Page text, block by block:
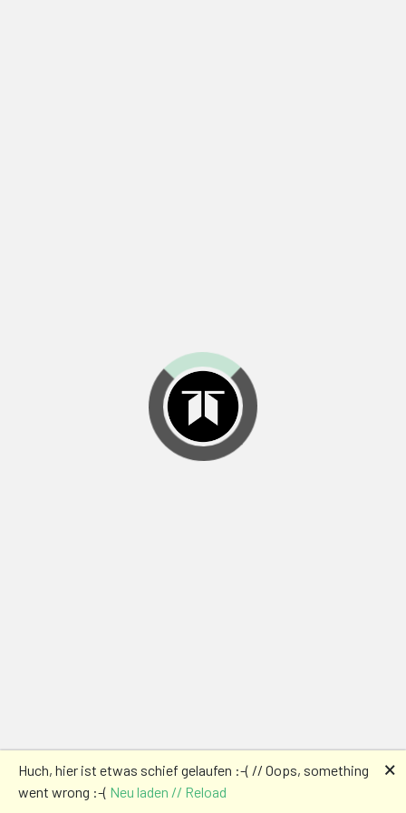
Huch, hier ist etwas schief gelaufen :-( // Oops, something
went wrong :-( Neu laden // Reload
🗙